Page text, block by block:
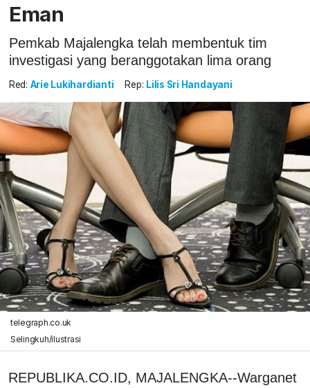
Eman
Pemkab Majalengka telah membentuk tim
investigasi yang beranggotakan lima orang
Red: Arie Lukihardianti Rep: Lilis Sri Handayani
telegraph.co.uk
Selingkuh/ilustrasi
REPUBLIKA.CO.ID, MAJALENGKA--Warganet